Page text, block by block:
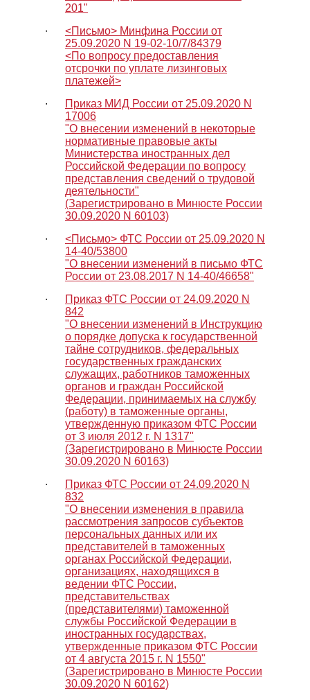
201"
∙
<Письмо> Минфина России от
25.09.2020 N 19-02-10/7/84379
<По вопросу предоставления
отсрочки по уплате лизинговых
платежей>
∙
Приказ МИД России от 25.09.2020 N
17006
"О внесении изменений в некоторые
нормативные правовые акты
Министерства иностранных дел
Российской Федерации по вопросу
представления сведений о трудовой
деятельности"
(Зарегистрировано в Минюсте России
30.09.2020 N 60103)
∙
<Письмо> ФТС России от 25.09.2020 N
14-40/53800
"О внесении изменений в письмо ФТС
России от 23.08.2017 N 14-40/46658"
∙
Приказ ФТС России от 24.09.2020 N
842
"О внесении изменений в Инструкцию
о порядке допуска к государственной
тайне сотрудников, федеральных
государственных гражданских
служащих, работников таможенных
органов и граждан Российской
Федерации, принимаемых на службу
(работу) в таможенные органы,
утвержденную приказом ФТС России
от 3 июля 2012 г. N 1317"
(Зарегистрировано в Минюсте России
30.09.2020 N 60163)
∙
Приказ ФТС России от 24.09.2020 N
832
"О внесении изменения в правила
рассмотрения запросов субъектов
персональных данных или их
представителей в таможенных
органах Российской Федерации,
организациях, находящихся в
ведении ФТС России,
представительствах
(представителями) таможенной
службы Российской Федерации в
иностранных государствах,
утвержденные приказом ФТС России
от 4 августа 2015 г. N 1550"
(Зарегистрировано в Минюсте России
30.09.2020 N 60162)